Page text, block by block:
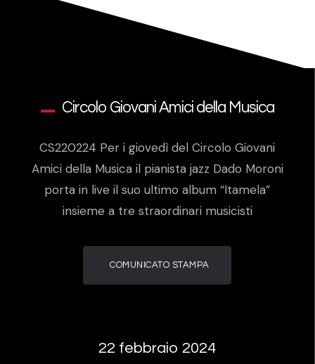
Circolo Giovani Amici della Musica
CS220224 Per i giovedì del Circolo Giovani
Amici della Musica il pianista jazz Dado Moroni
porta in live il suo ultimo album “Itamela”
insieme a tre straordinari musicisti
COMUNICATO STAMPA
22 febbraio 2024